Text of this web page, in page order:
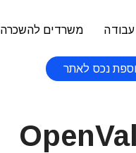
משרדים להשכרה
נכס לאתר